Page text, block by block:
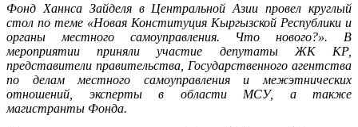
Фонд Ханнса Зайделя в Центральной Азии провел круглый
стол по теме «Новая Конституция Кыргызской Республики и
органы местного самоуправления. Что нового?». В
мероприятии приняли участие депутаты ЖК КР,
представители правительства, Государственного агентства
по делам местного самоуправления и межэтнических
отношений, эксперты в области МСУ, а также
магистранты Фонда.